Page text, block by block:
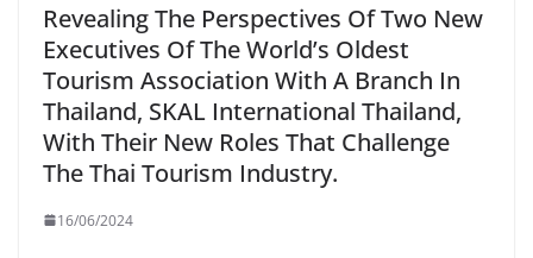
Revealing The Perspectives Of Two New
Executives Of The World’s Oldest
Tourism Association With A Branch In
Thailand, SKAL International Thailand,
With Their New Roles That Challenge
The Thai Tourism Industry.
16/06/2024